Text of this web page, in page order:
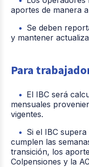
Facilidad de
liquidación
aportes de manera
Se deben
y mantener
Para
El IBC será
mensuales
vigentes.
Si el IBC
cumplen las
transición, los
Colpensiones y la